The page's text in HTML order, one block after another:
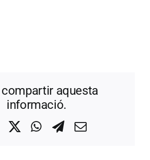
aquesta
informació.
FacebookWhatsApp
Telegram
Correo